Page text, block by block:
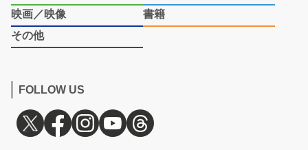
映画／映像
書籍
その他
FOLLOW US